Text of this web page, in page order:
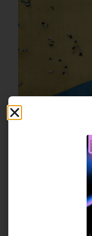
Se o evento é
decisão ainda é
À medida que os
ferramentas de
de